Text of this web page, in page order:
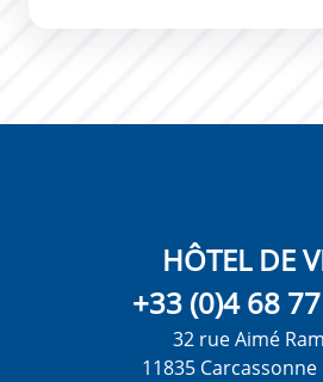
HÔTEL DE
+33 (0)4 68
32 rue Aimé
11835 Carcassonne